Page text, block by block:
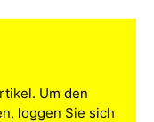
Um den
loggen Sie sich